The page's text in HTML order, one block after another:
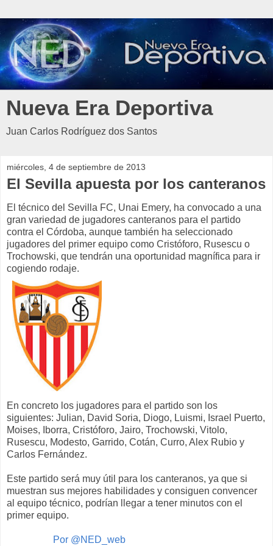
Nueva Era Deportiva
Juan Carlos Rodríguez dos Santos
miércoles, 4 de septiembre de 2013
El Sevilla apuesta por los canteranos
El técnico del Sevilla FC, Unai Emery, ha convocado a una
gran variedad de jugadores canteranos para el partido
contra el Córdoba, aunque también ha seleccionado
jugadores del primer equipo como Cristóforo, Rusescu o
Trochowski, que tendrán una oportunidad magnífica para ir
cogiendo rodaje.
En concreto los jugadores para el partido son los
siguientes: Julian, David Soria, Diogo, Luismi, Israel Puerto,
Moises, Iborra, Cristóforo, Jairo, Trochowski, Vitolo,
Rusescu, Modesto, Garrido, Cotán, Curro, Alex Rubio y
Carlos Fernández.
Este partido será muy útil para los canteranos, ya que si
muestran sus mejores habilidades y consiguen convencer
al equipo técnico, podrían llegar a tener minutos con el
primer equipo.
Por @NED_web